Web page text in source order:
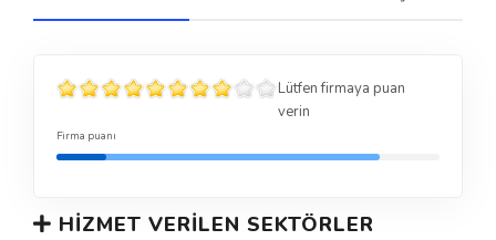
Lütfen firmaya puan
verin
Firma puanı
HIZMET VERILEN SEKTÖRLER